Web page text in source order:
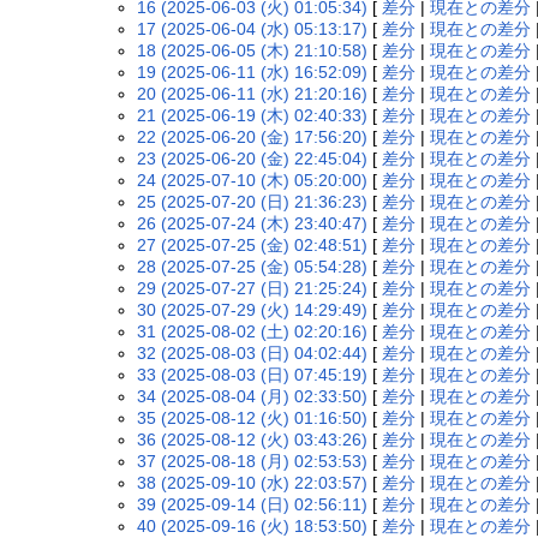
16 (2025-06-03 (火) 01:05:34) [ 差分 |現在との差分 |
17 (2025-06-04 (水) 05:13:17) [ 差分 |現在との差分 |
18 (2025-06-05 (木) 21:10:58) [ 差分 |現在との差分 |
19 (2025-06-11 (水) 16:52:09) [ 差分 |現在との差分 |
20 (2025-06-11 (水) 21:20:16) [ 差分 |現在との差分 |
21 (2025-06-19 (木) 02:40:33) [ 差分 |現在との差分 |
22 (2025-06-20 (金) 17:56:20) [ 差分 |現在との差分 |
23 (2025-06-20 (金) 22:45:04) [ 差分 |現在との差分 |
24 (2025-07-10 (木) 05:20:00) [ 差分 |現在との差分 |
25 (2025-07-20 (日) 21:36:23) [ 差分 |現在との差分 |
26 (2025-07-24 (木) 23:40:47) [ 差分 |現在との差分 |
27 (2025-07-25 (金) 02:48:51) [ 差分 |現在との差分 |
28 (2025-07-25 (金) 05:54:28) [ 差分 |現在との差分 |
29 (2025-07-27 (日) 21:25:24) [ 差分 |現在との差分 |
30 (2025-07-29 (火) 14:29:49) [ 差分 |現在との差分 |
31 (2025-08-02 (土) 02:20:16) [ 差分 |現在との差分 |
32 (2025-08-03 (日) 04:02:44) [ 差分 |現在との差分 |
33 (2025-08-03 (日) 07:45:19) [ 差分 |現在との差分 |
34 (2025-08-04 (月) 02:33:50) [ 差分 |現在との差分 |
35 (2025-08-12 (火) 01:16:50) [ 差分 |現在との差分 |
36 (2025-08-12 (火) 03:43:26) [ 差分 |現在との差分 |
37 (2025-08-18 (月) 02:53:53) [ 差分 |現在との差分 |
38 (2025-09-10 (水) 22:03:57) [ 差分 |現在との差分 |
39 (2025-09-14 (日) 02:56:11) [ 差分 |現在との差分 |
40 (2025-09-16 (火) 18:53:50) [ 差分 |現在との差分 |